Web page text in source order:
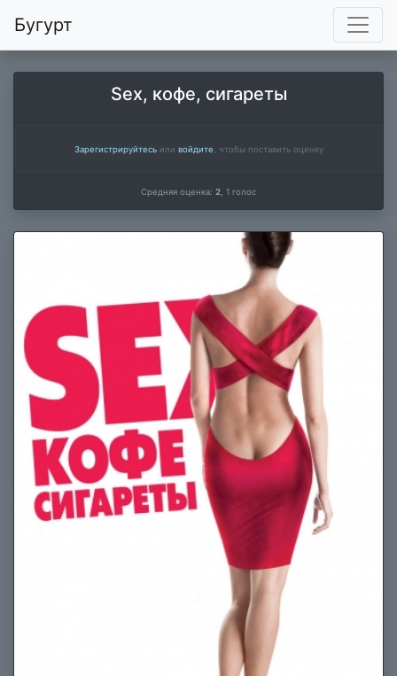
Бугурт
Sex, кофе, сигареты
Зарегистрируйтесьили войдите , чтобы поставить оценку
Средняя оценка: 2 1 голос